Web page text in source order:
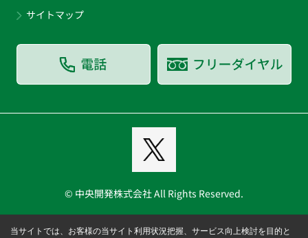
サイトマップ
© 中央開発株式会社 All Rights Reserved.
当サイトでは、お客様の当サイト利用状況把握、サービス向上検討を目的と